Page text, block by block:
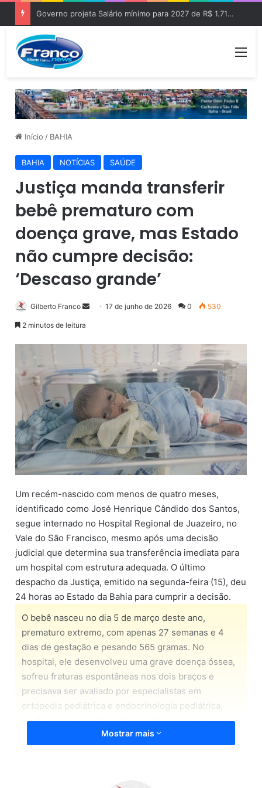
Governo projeta Salário mínimo para 2027 de R$ 1.717 “Aumento de R$ 96”
Início / BAHIA
BAHIA NOTÍCIAS SAÚDE
Justiça manda transferir
bebê prematuro com
doença grave, mas Estado
não cumpre decisão:
‘Descaso grande’
Gilberto Franco
u
-
m
a
i
l
17 de junho de 2026 0 530
2 minutos de leitura
Um recém-nascido com menos de quatro meses,
identificado como José Henrique Cândido dos Santos,
segue internado no Hospital Regional de Juazeiro, no
Vale do São Francisco, mesmo após uma decisão
judicial que determina sua transferência imediata para
um hospital com estrutura adequada. O último
despacho da Justiça, emitido na segunda-feira (15), deu
24 horas ao Estado da Bahia para cumprir a decisão.
O bebê nasceu no dia 5 de março deste ano,
prematuro extremo, com apenas 27 semanas e 4
dias de gestação e pesando 565 gramas. No
hospital, ele desenvolveu uma grave doença óssea,
sofreu fraturas espontâneas nos dois braços e
precisava ser avaliado por especialistas em
ortopedia pediátrica e endocrinologia pediátrica,
profissionais que não estavam disponíveis na
unidade onde está internado.
entrar com um pedido na Justiça no último dia 5. No
Mostrar mais